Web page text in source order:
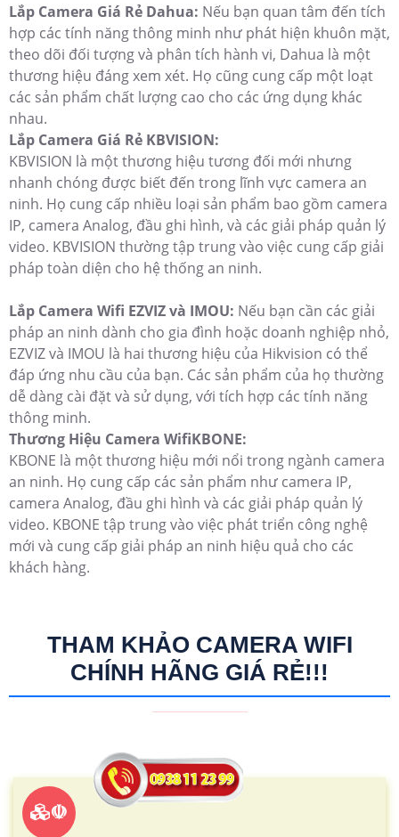
Lắp Camera Giá Rẻ Dahua: Nếu bạn quan tâm đến tích
hợp các tính năng thông minh như phát hiện khuôn mặt,
theo dõi đối tượng và phân tích hành vi, Dahua là một
thương hiệu đáng xem xét. Họ cũng cung cấp một loạt
các sản phẩm chất lượng cao cho các ứng dụng khác
nhau.
Lắp Camera Giá Rẻ KBVISION:
KBVISION là một thương hiệu tương đối mới nhưng
nhanh chóng được biết đến trong lĩnh vực camera an
ninh. Họ cung cấp nhiều loại sản phẩm bao gồm camera
IP, camera Analog, đầu ghi hình, và các giải pháp quản lý
video. KBVISION thường tập trung vào việc cung cấp giải
pháp toàn diện cho hệ thống an ninh.
Lắp Camera Wifi EZVIZ và IMOU: Nếu bạn cần các giải
pháp an ninh dành cho gia đình hoặc doanh nghiệp nhỏ,
EZVIZ và IMOU là hai thương hiệu của Hikvision có thể
đáp ứng nhu cầu của bạn. Các sản phẩm của họ thường
dễ dàng cài đặt và sử dụng, với tích hợp các tính năng
thông minh.
Thương Hiệu Camera WifiKBONE:
KBONE là một thương hiệu mới nổi trong ngành camera
an ninh. Họ cung cấp các sản phẩm như camera IP,
camera Analog, đầu ghi hình và các giải pháp quản lý
video. KBONE tập trung vào việc phát triển công nghệ
mới và cung cấp giải pháp an ninh hiệu quả cho các
khách hàng.
THAM KHẢO CAMERA WIFI
CHÍNH HÃNG GIÁ RẺ!!!
☫